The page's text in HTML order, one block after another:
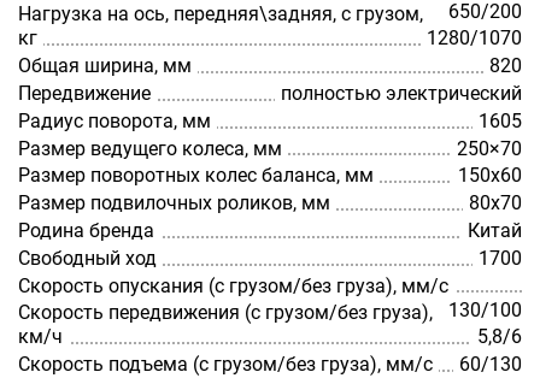
650/200
Нагрузка на ось, передняя\задняя, с грузом,
кг
1280/1070
Общая ширина, мм
820
Передвижение
полностью электрический
Радиус поворота, мм
1605
Размер ведущего колеса, мм
250×70
Размер поворотных колес баланса, мм
150х60
Размер подвилочных роликов, мм
80х70
Родина бренда
Китай
Свободный ход
1700
Скорость опускания (с грузом/без груза), мм/с
130/100
Скорость передвижения (с грузом/без груза),
км/ч
5,8/6
Скорость подъема (с грузом/без груза), мм/с
60/130